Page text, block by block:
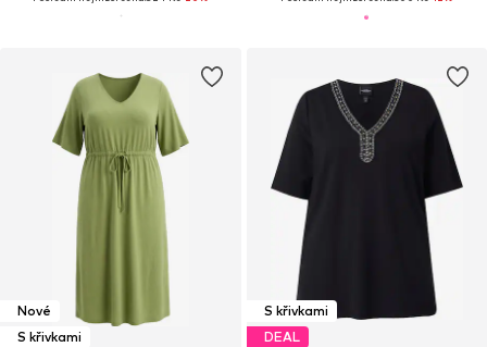
Nové
S křivkami
S křivkami
DEAL